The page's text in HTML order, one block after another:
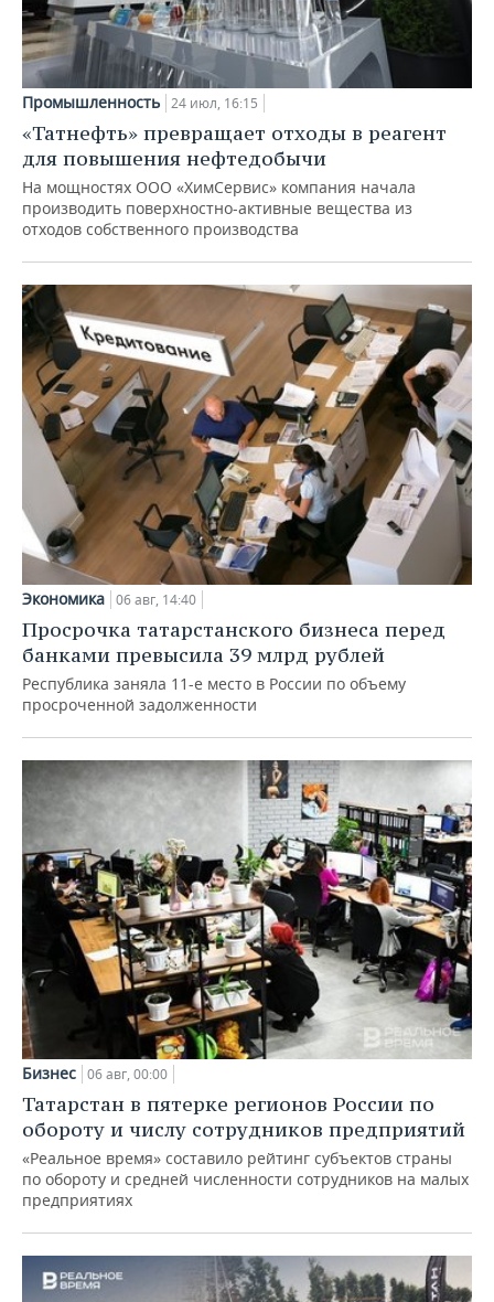
Промышленность 24 июл, 16:15
«Татнефть» превращает отходы в реагент
для повышения нефтедобычи
На мощностях ООО «ХимСервис» компания начала
производить поверхностно-активные вещества из
отходов собственного производства
Экономика 06 авг, 14:40
Просрочка татарстанского бизнеса перед
банками превысила 39 млрд рублей
Республика заняла 11-е место в России по объему
просроченной задолженности
Бизнес 06 авг, 00:00
Татарстан в пятерке регионов России по
обороту и числу сотрудников предприятий
«Реальное время» составило рейтинг субъектов страны
по обороту и средней численности сотрудников на малых
предприятиях